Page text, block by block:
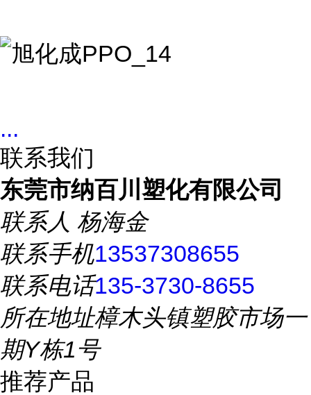
...
联系我们
东莞市纳百川塑化有限公司
联系人 杨海金
联系手机13537308655
联系电话135-3730-8655
所在地址樟木头镇塑胶市场一
期Y栋1号
推荐产品